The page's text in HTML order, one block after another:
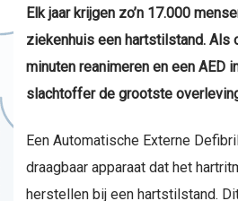
Elk jaar krijgen zo’n 17.000
ziekenhuis een hartstilstand. Als
minuten reanimeren en een AED
slachtoffer de grootste
Een Automatische Externe
draagbaar apparaat dat het
herstellen bij een hartstilstand.